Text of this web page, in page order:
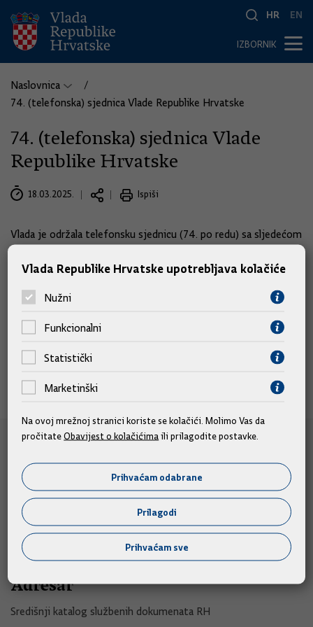
HR EN
IZBORNIK
Naslovnica
74. (telefonska) sjednica Vlade Republike Hrvatske
74. (telefonska) sjednica Vlade
Republike Hrvatske
18.03.2025. Ispiši
Vlada je održala telefonsku sjednicu (74. po redu) sa sljedećom
Prijedlog odluke o umanjenju plaće i dodataka na plaću
zaposlenicima u sustavu osnovnog i srednjeg školstva te
znanosti i visokog obrazovanja za vrijeme sudjelovanja u
e-Građani
e-Savjetovanja
Portal otvorenih podataka RH
Izvozni portal
Adresar
Središnji katalog službenih dokumenata RH
Vlada Republike Hrvatske upotrebljava kolačiće
Nužni
Funkcionalni
Statistički
Marketinški
Na ovoj mrežnoj stranici koriste se kolačići. Molimo Vas da
pročitateObavijest o kolačićimaili prilagodite postavke.
Prihvaćam odabrane
Prilagodi
Prihvaćam sve